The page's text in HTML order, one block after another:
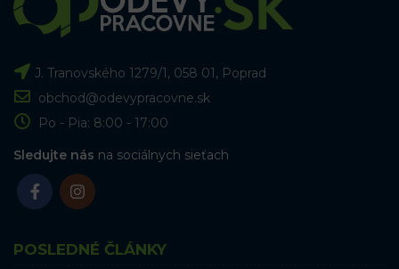
J. Tranovského 1279/1, 058 01, Poprad
obchod@odevypracovne.sk
Po - Pia: 8:00 - 17:00
Sledujte nás na sociálnych sieťach
POSLEDNÉ ČLÁNKY